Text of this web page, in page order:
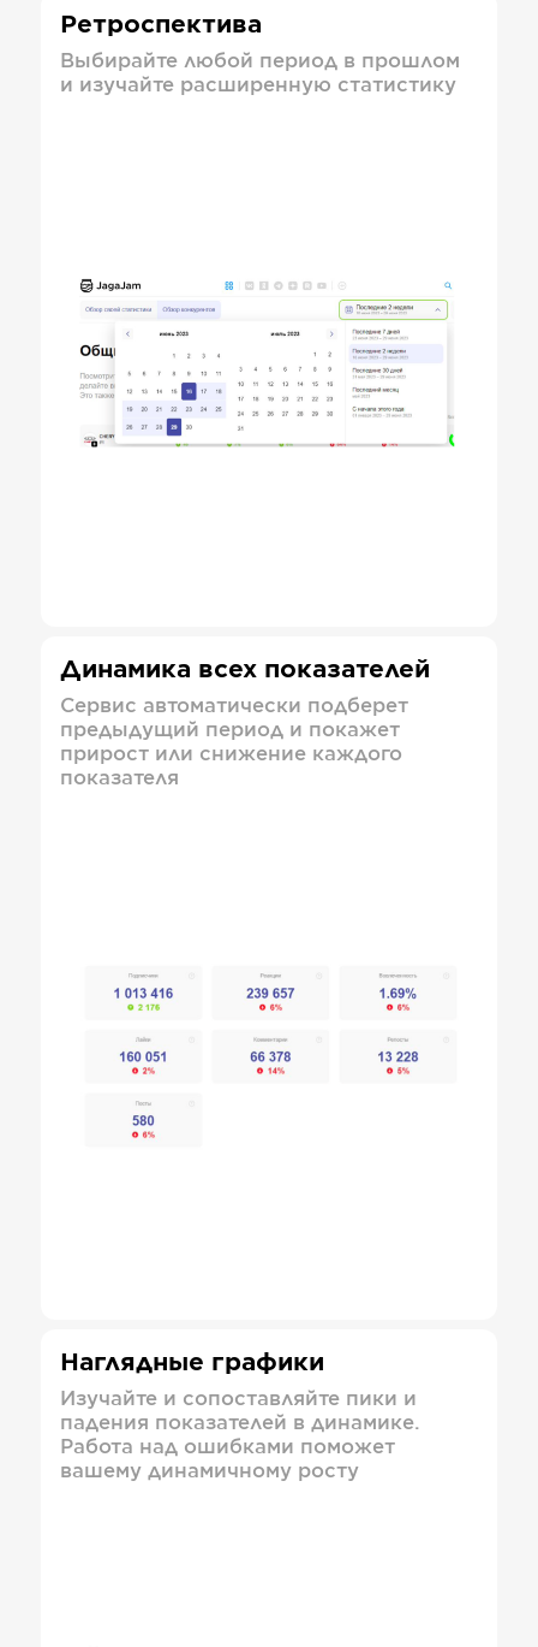
Ретроспектива
Выбирайте любой период в прошлом
и изучайте расширенную статистику
Динамика всех показателей
Сервис автоматически подберет
предыдущий период и покажет
прирост или снижение каждого
показателя
Наглядные графики
Изучайте и сопоставляйте пики и
падения показателей в динамике.
Работа над ошибками поможет
вашему динамичному росту